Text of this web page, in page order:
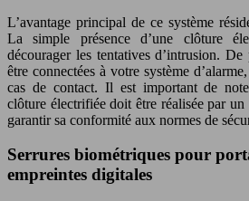
L’avantage principal de ce système
La simple présence d’une clôture
décourager les tentatives d’intrusion.
être connectées à votre système
cas de contact. Il est important de
clôture électrifiée doit être réalisée par
garantir sa conformité aux normes de
Serrures biométriques pour
empreintes digitales